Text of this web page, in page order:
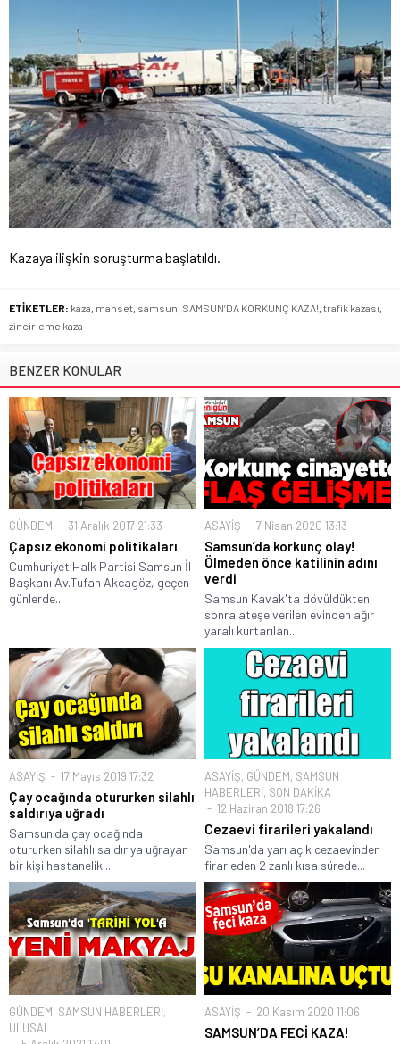
Kazaya ilişkin soruşturma başlatıldı.
ETİKETLER: kaza manset samsun SAMSUN’DA KORKUNÇ KAZA! trafik kazası
zincirleme kaza
BENZER KONULAR
GÜNDEM 31 Aralık 2017 21:33
Çapsız ekonomi politikaları
Cumhuriyet Halk Partisi Samsun İl
Başkanı Av.Tufan Akcagöz, geçen
günlerde...
ASAYİŞ 7 Nisan 2020 13:13
Samsun’da korkunç olay!
Ölmeden önce katilinin adını
verdi
Samsun Kavak'ta dövüldükten
sonra ateşe verilen evinden ağır
yaralı kurtarılan...
ASAYİŞ 17 Mayıs 2019 17:32
Çay ocağında otururken silahlı
saldırıya uğradı
Samsun'da çay ocağında
otururken silahlı saldırıya uğrayan
bir kişi hastanelik...
ASAYİŞ, GÜNDEM, SAMSUN
HABERLERİ, SON DAKİKA
12 Haziran 2018 17:26
Cezaevi firarileri yakalandı
Samsun'da yarı açık cezaevinden
firar eden 2 zanlı kısa sürede...
GÜNDEM, SAMSUN HABERLERİ,
ULUSAL
ASAYİŞ 20 Kasım 2020 11:06
SAMSUN’DA FECİ KAZA!